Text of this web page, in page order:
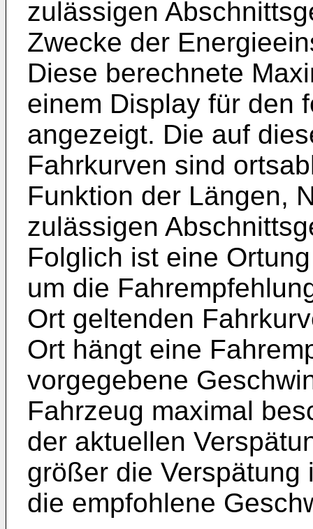
zulässigen
Zwecke der
Diese berechnete
einem Display für den
angezeigt. Die auf
Fahrkurven sind
Funktion der Längen,
zulässigen
Folglich ist eine
um die
Ort geltenden
Ort hängt eine
vorgegebene
Fahrzeug maximal
der aktuellen
größer die
die empfohlene